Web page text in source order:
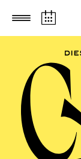
Zum